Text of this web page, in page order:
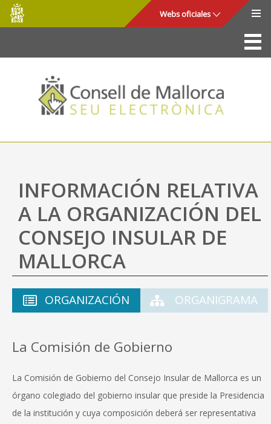
Saltar al contenido principal
Consell
de
Mallorca
Webs oficiales
La Sede
Consejo de Mallorca
Acceso y seguridad
Utilidades
Mapa web
Ayuda
INFORMACIÓN RELATIVA
A LA ORGANIZACIÓN DEL
CONSEJO INSULAR DE
MALLORCA
ORGANIZACIÓN ORGANIGRAMA
La Comisión de Gobierno
La Comisión de Gobierno del Consejo Insular de Mallorca es un
órgano colegiado del gobierno insular que preside la Presidencia
de la institución y cuya composición deberá ser representativa